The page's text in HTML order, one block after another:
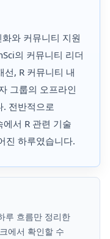
와 커뮤니티 지원
의 커뮤니티 리더
선, R 커뮤니티 내
그룹의 오프라인
. 전반적으로
서 R 관련 기술
진 하루였습니다.
루 흐름만 정리한
에서 확인할 수